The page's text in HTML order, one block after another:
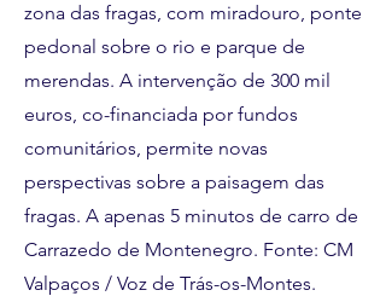
zona das fragas, com miradouro, ponte
pedonal sobre o rio e parque de
merendas. A intervenção de 300 mil
euros, co-financiada por fundos
comunitários, permite novas
perspectivas sobre a paisagem das
fragas. A apenas 5 minutos de carro de
Carrazedo de Montenegro. Fonte: CM
Valpaços / Voz de Trás-os-Montes.